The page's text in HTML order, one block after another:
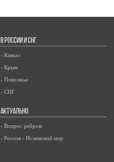
В РОССИИ И СНГ
- Кавказ
- Крым
- Поволжье
- СНГ
АКТУАЛЬНО
- Вопрос ребром
- Россия - Исламский мир